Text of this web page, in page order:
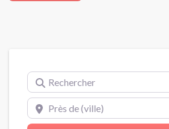
Rechercher
Près de (ville)